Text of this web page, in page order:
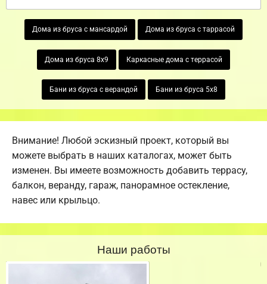
Дома из бруса с мансардой Дома из бруса с таррасой
Дома из бруса 8х9 Каркасные дома с террасой
Бани из бруса с верандой Бани из бруса 5х8
Внимание! Любой эскизный проект, который вы
можете выбрать в наших каталогах, может быть
изменен. Вы имеете возможность добавить террасу,
балкон, веранду, гараж, панорамное остекление,
навес или крыльцо.
Наши работы